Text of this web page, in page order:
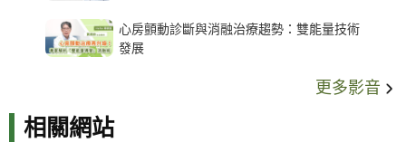
心房顫動診斷與消融治療趨勢：雙能量技術
發展
更多影音
相關網站